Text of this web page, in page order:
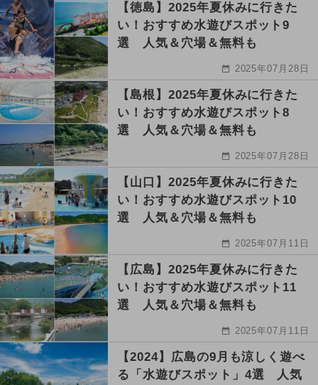
【徳島】2025年夏休みに行きた
い！おすすめ水遊びスポット9
選 人気＆穴場＆無料も
2025年07月28日
【島根】2025年夏休みに行きた
い！おすすめ水遊びスポット8
選 人気＆穴場＆無料も
2025年07月28日
【山口】2025年夏休みに行きた
い！おすすめ水遊びスポット10
選 人気＆穴場＆無料も
2025年07月11日
【広島】2025年夏休みに行きた
い！おすすめ水遊びスポット11
選 人気＆穴場＆無料も
2025年07月11日
【2024】広島の9月も涼しく遊べ
る「水遊びスポット」4選 人気